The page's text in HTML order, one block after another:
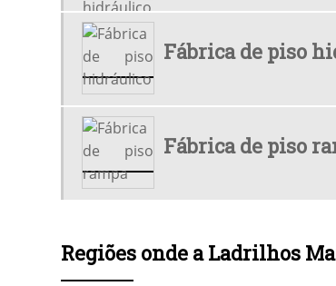
Fábrica de piso
Fábrica de piso
Regiões onde a Ladrilhos